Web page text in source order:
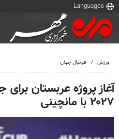
ورزش فوتبال جهان
آغاز پروژه عربستان
۲۰۲۷ با مانچینی